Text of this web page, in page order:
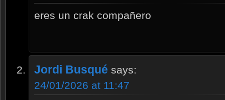
eres un crak compañero
Jordi Busqué says:
24/01/2026 at 11:47